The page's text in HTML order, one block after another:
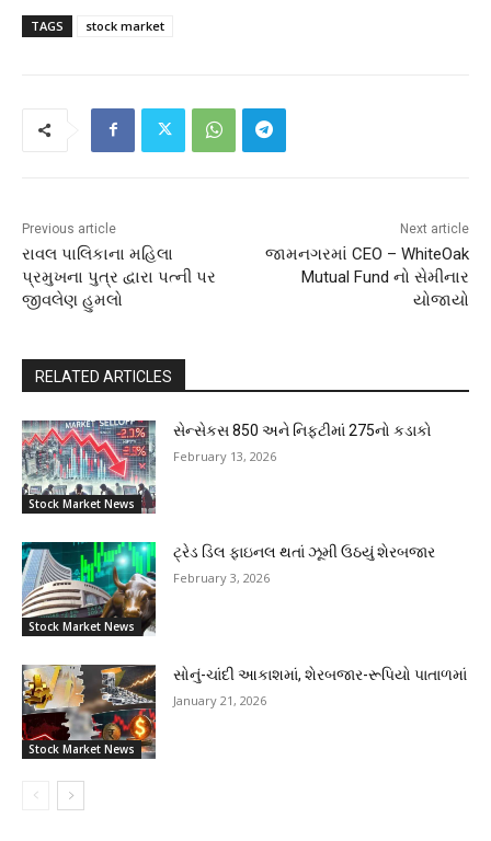
TAGS stock market
Previous article
રાવલ પાલિકાના મહિલા
પ્રમુખના પુત્ર દ્વારા પત્ની પર
જીવલેણ હુમલો
Next article
જામનગરમાં CEO – WhiteOak
Mutual Fund નો સેમીનાર
યોજાયો
RELATED ARTICLES
Stock Market News
સેન્સેકસ 850 અને નિફટીમાં 275નો કડાકો
February 13, 2026
Stock Market News
ટ્રેડ ડિલ ફાઇનલ થતાં ઝૂમી ઉઠયું શેરબજાર
February 3, 2026
Stock Market News
સોનું-ચાંદી આકાશમાં, શેરબજાર-રૂપિયો પાતાળમાં
January 21, 2026